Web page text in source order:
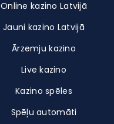
Online kazino Latvijā
Jauni kazino Latvijā
Ārzemju kazino
Live kazino
Kazino spēles
Spēļu automāti